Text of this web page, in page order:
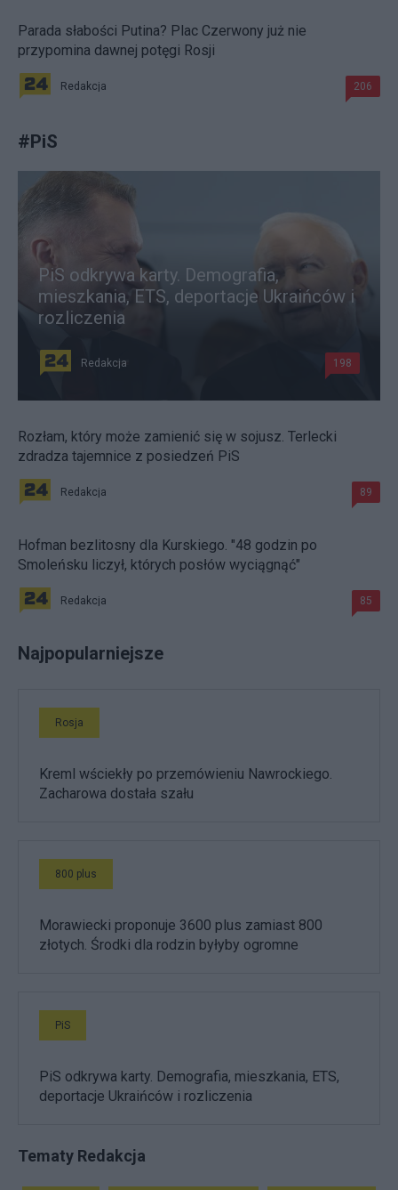
Parada słabości Putina? Plac Czerwony już nie
przypomina dawnej potęgi Rosji
Redakcja 206
#PiS
PiS odkrywa karty. Demografia,
mieszkania, ETS, deportacje Ukraińców i
rozliczenia
Redakcja 198
Rozłam, który może zamienić się w sojusz. Terlecki
zdradza tajemnice z posiedzeń PiS
Redakcja 89
Hofman bezlitosny dla Kurskiego. "48 godzin po
Smoleńsku liczył, których posłów wyciągnąć"
Redakcja 85
Najpopularniejsze
Rosja
Kreml wściekły po przemówieniu Nawrockiego.
Zacharowa dostała szału
800 plus
Morawiecki proponuje 3600 plus zamiast 800
złotych. Środki dla rodzin byłyby ogromne
PiS
PiS odkrywa karty. Demografia, mieszkania, ETS,
deportacje Ukraińców i rozliczenia
Tematy Redakcja